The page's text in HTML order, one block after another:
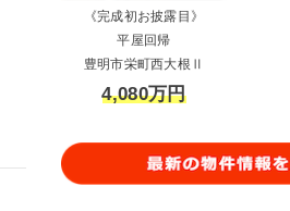
《完成初お披露目》
平屋回帰
豊明市栄町西大根Ⅱ
4,080万円